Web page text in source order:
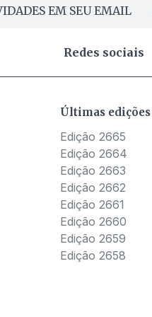
EM SEU EMAIL
Redes sociais
Últimas edições
Edição 2665
Edição 2664
Edição 2663
Edição 2662
Edição 2661
Edição 2660
Edição 2659
Edição 2658